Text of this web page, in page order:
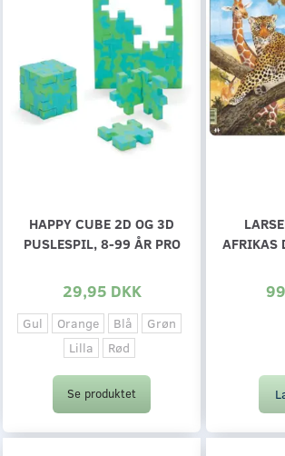
HAPPY CUBE 2D OG 3D
PUSLESPIL, 8-99 ÅR PRO
29,95 DKK
Gul Orange Blå
Grøn
Lilla
Rød
Se produktet
AFRIKAS